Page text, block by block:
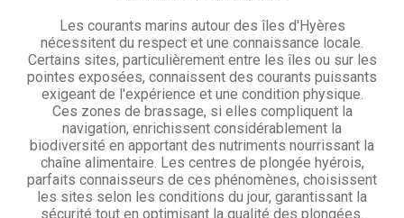
Les courants marins autour des îles d'Hyères
nécessitent du respect et une connaissance locale.
Certains sites, particulièrement entre les îles ou sur les
pointes exposées, connaissent des courants puissants
exigeant de l'expérience et une condition physique.
Ces zones de brassage, si elles compliquent la
navigation, enrichissent considérablement la
biodiversité en apportant des nutriments nourrissant la
chaîne alimentaire. Les centres de plongée hyérois,
parfaits connaisseurs de ces phénomènes, choisissent
les sites selon les conditions du jour, garantissant la
sécurité tout en optimisant la qualité des plongées.